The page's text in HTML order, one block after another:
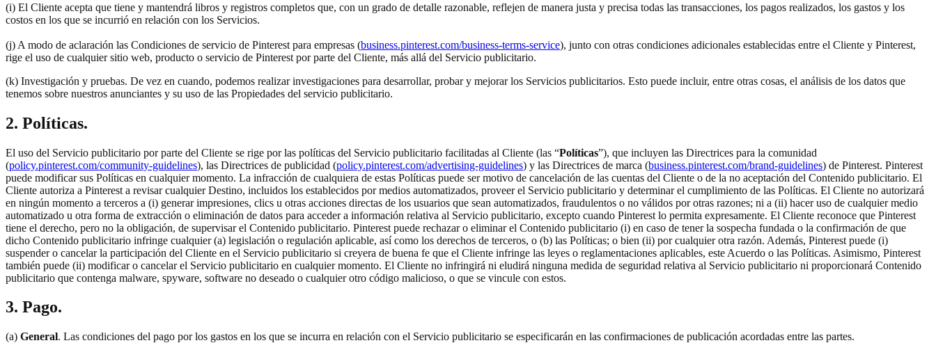
(i) El Cliente acepta que tiene y mantendrá libros y registros completos que, con un grado de detalle razonable, reflejen de manera justa y precisa todas las transacciones, los pagos realizados, los gastos y los
costos en los que se incurrió en relación con los Servicios.
(j) A modo de aclaración las Condiciones de servicio de Pinterest para empresas (business.pinterest.com/business-terms-service), junto con otras condiciones adicionales establecidas entre el Cliente y Pinterest,
rige el uso de cualquier sitio web, producto o servicio de Pinterest por parte del Cliente, más allá del Servicio publicitario.
(k) Investigación y pruebas. De vez en cuando, podemos realizar investigaciones para desarrollar, probar y mejorar los Servicios publicitarios. Esto puede incluir, entre otras cosas, el análisis de los datos que
tenemos sobre nuestros anunciantes y su uso de las Propiedades del servicio publicitario.
2. Políticas.
El uso del Servicio publicitario por parte del Cliente se rige por las políticas del Servicio publicitario facilitadas al Cliente (las “Políticas”), que incluyen las Directrices para la comunidad
(policy.pinterest.com/community-guidelines), las Directrices de publicidad (policy.pinterest.com/advertising-guidelines) y las Directrices de marca (business.pinterest.com/brand-guidelines) de Pinterest. Pinterest
puede modificar sus Políticas en cualquier momento. La infracción de cualquiera de estas Políticas puede ser motivo de cancelación de las cuentas del Cliente o de la no aceptación del Contenido publicitario. El
Cliente autoriza a Pinterest a revisar cualquier Destino, incluidos los establecidos por medios automatizados, proveer el Servicio publicitario y determinar el cumplimiento de las Políticas. El Cliente no autorizará
en ningún momento a terceros a (i) generar impresiones, clics u otras acciones directas de los usuarios que sean automatizados, fraudulentos o no válidos por otras razones; ni a (ii) hacer uso de cualquier medio
automatizado u otra forma de extracción o eliminación de datos para acceder a información relativa al Servicio publicitario, excepto cuando Pinterest lo permita expresamente. El Cliente reconoce que Pinterest
tiene el derecho, pero no la obligación, de supervisar el Contenido publicitario. Pinterest puede rechazar o eliminar el Contenido publicitario (i) en caso de tener la sospecha fundada o la confirmación de que
dicho Contenido publicitario infringe cualquier (a) legislación o regulación aplicable, así como los derechos de terceros, o (b) las Políticas; o bien (ii) por cualquier otra razón. Además, Pinterest puede (i)
suspender o cancelar la participación del Cliente en el Servicio publicitario si creyera de buena fe que el Cliente infringe las leyes o reglamentaciones aplicables, este Acuerdo o las Políticas. Asimismo, Pinterest
también puede (ii) modificar o cancelar el Servicio publicitario en cualquier momento. El Cliente no infringirá ni eludirá ninguna medida de seguridad relativa al Servicio publicitario ni proporcionará Contenido
publicitario que contenga malware, spyware, software no deseado o cualquier otro código malicioso, o que se vincule con estos.
3. Pago.
(a) General. Las condiciones del pago por los gastos en los que se incurra en relación con el Servicio publicitario se especificarán en las confirmaciones de publicación acordadas entre las partes.